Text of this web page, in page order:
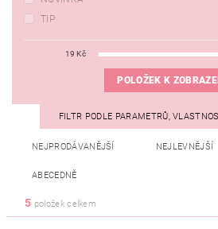
TIP
19 Kč
POLOŽEK K
FILTR PODLE PARAMETRŮ,
NEJPRODÁVANĚJŠÍ NEJLEVNĚJŠÍ
ABECEDNĚ
5 položek celkem